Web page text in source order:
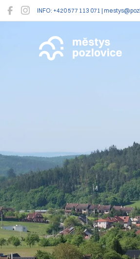
INFO: +420 577 113 071 |
Pozlovice